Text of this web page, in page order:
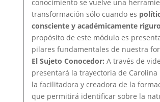
conocimiento se vuelve una
transformación sólo cuando es
consciente y académicamente
propósito de este módulo es
pilares fundamentales de nuestra
El Sujeto Conocedor: A través de
presentará la trayectoria de Carolina
la facilitadora y creadora de la
que permitirá identificar sobre la